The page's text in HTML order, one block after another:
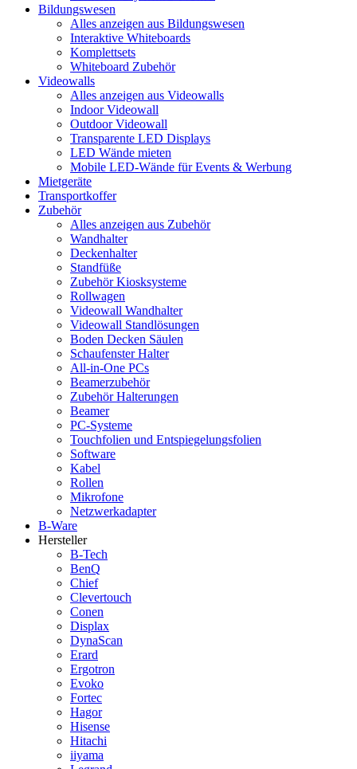
Bildungswesen
Alles anzeigen aus Bildungswesen
Interaktive Whiteboards
Komplettsets
Whiteboard Zubehör
Videowalls
Alles anzeigen aus Videowalls
Indoor Videowall
Outdoor Videowall
Transparente LED Displays
LED Wände mieten
Mobile LED-Wände für Events & Werbung
Mietgeräte
Transportkoffer
Zubehör
Alles anzeigen aus Zubehör
Wandhalter
Deckenhalter
Standfüße
Zubehör Kiosksysteme
Rollwagen
Videowall Wandhalter
Videowall Standlösungen
Boden Decken Säulen
Schaufenster Halter
All-in-One PCs
Beamerzubehör
Zubehör Halterungen
Beamer
PC-Systeme
Touchfolien und Entspiegelungsfolien
Software
Kabel
Rollen
Mikrofone
Netzwerkadapter
B-Ware
Hersteller
B-Tech
BenQ
Chief
Clevertouch
Conen
Displax
DynaScan
Erard
Ergotron
Evoko
Fortec
Hagor
Hisense
Hitachi
iiyama